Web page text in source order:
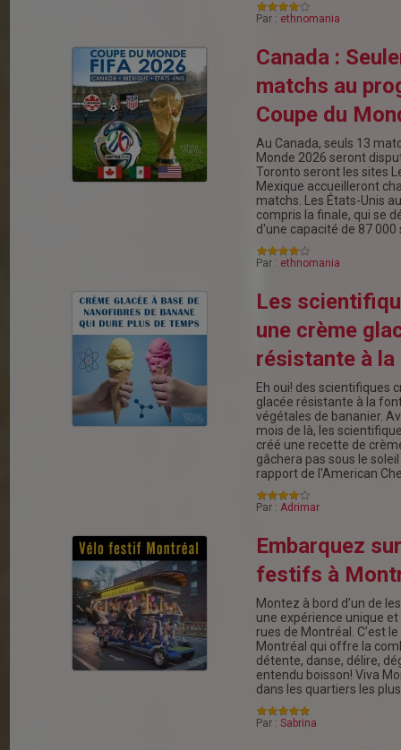
Par : ethnomania
Canada :
matchs au
Coupe du
Au Canada, seuls 13
Monde 2026 seront
Toronto seront les sites
Mexique accueilleront
matchs. Les États-Unis
compris la finale, qui se
d'une capacité de 87 000
Par : ethnomania
Les
une crème
résistante à
Eh oui! des scientifiques
glacée résistante à la
végétales de bananier.
mois de là, les
créé une recette de
gâchera pas sous le
rapport de l'American
Par : Adrimar
Embarquez
festifs à
Montez à bord d’un de
une expérience unique
rues de Montréal. C’est
Montréal qui offre la
détente, danse, délire,
entendu boisson! Viva
dans les quartiers les
Par : Sabrina